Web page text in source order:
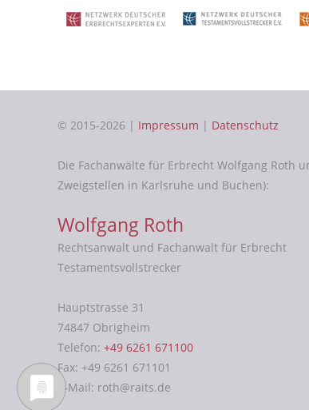
© 2015-2026 | Impressum | Datenschutz
Die Fachanwälte für Erbrecht Wolfgang Roth
Zweigstellen in Karlsruhe und Buchen):
Wolfgang Roth
Rechtsanwalt und Fachanwalt für Erbrecht
Testamentsvollstrecker
Hauptstrasse 31
74847 Obrigheim
Telefon: +49 6261 671100
Fax: +49 6261 671101
E-Mail: roth@raits.de